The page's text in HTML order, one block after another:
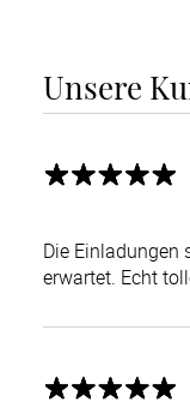
Unsere
Die Einladungen
erwartet. Echt